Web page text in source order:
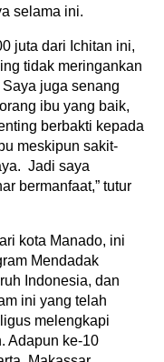
selama ini.
juta dari Ichitan ini,
tidak meringankan
juga senang
ibu yang baik,
berbakti kepada
meskipun sakit-
Jadi saya
bermanfaat,” tutur
kota Manado, ini
Mendadak
Indonesia, dan
ini yang telah
melengkapi
Adapun ke-10